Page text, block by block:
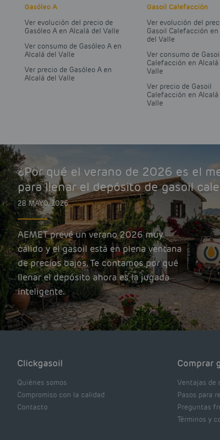
Gasóleo A
Ver evolución del precio de
Gasóleo A en Alcalá del Valle
Ver consumo de Gasóleo A en
Alcalá del Valle
Ver precio de Gasóleo A en
Alcalá del Valle
Gasoil Calefacción
Ver evolución del
Gasoil Calefacción
del Valle
Ver consumo de
Calefacción en Alcalá
Valle
Ver precio de Gasoil
Calefacción en Alcalá
Valle
¿Por qué el verano de 2026 es el
para llenar el depósito de gasoil
28 MAYO, 2026
AEMET prevé un verano 2026 muy
cálido y el gasoil está en plena ventana
de precios bajos. Te contamos por qué
llenar el depósito ahora es la jugada
inteligente.
Clickgasoil
Quiénes somos
Compromiso con la calidad
Contacto
Comprar
Ventajas de
Pasos para
Preguntas
Términos y